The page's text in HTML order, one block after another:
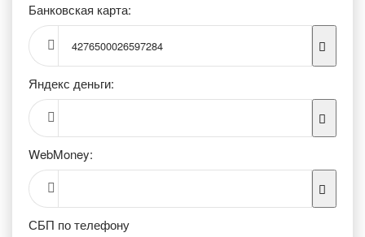
Банковская карта:
4276500026597284
Яндекс деньги:
WebMoney:
СБП по телефону